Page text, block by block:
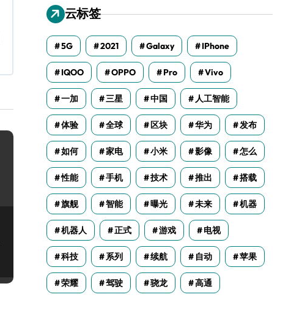
云标签
5G 2021 Galaxy IPhone
IQOO OPPO Pro Vivo
一加 三星 中国 人工智能
体验 全球 区块 华为 发布
如何 家电 小米 影像 怎么
性能 手机 技术 推出 搭载
旗舰 智能 曝光 未来 机器
机器人 正式 游戏 电视
科技 系列 续航 自动 苹果
荣耀 驾驶 骁龙 高通